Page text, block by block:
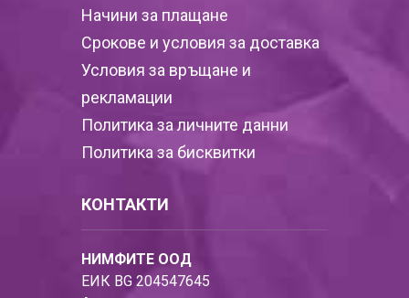
Начини за плащане
Срокове и условия за доставка
Условия за връщане и
рекламации
Политика за личните данни
Политика за бисквитки
КОНТАКТИ
НИМФИТЕ ООД
ЕИК BG 204547645